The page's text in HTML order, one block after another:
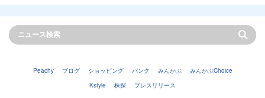
Peachy ブログ ショッピング バンク みんかぶ
みんかぶChoice
Kstyle
株探 プレスリリース